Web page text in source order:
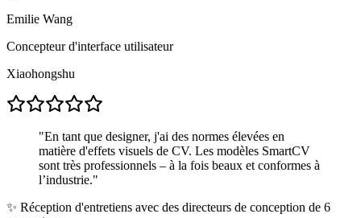
Emilie Wang
Concepteur d'interface utilisateur
Xiaohongshu
"En tant que designer, j'ai des normes élevées en
matière d'effets visuels de CV. Les modèles SmartCV
sont très professionnels – à la fois beaux et conformes à
l’industrie."
✨ Réception d'entretiens avec des directeurs de conception de 6